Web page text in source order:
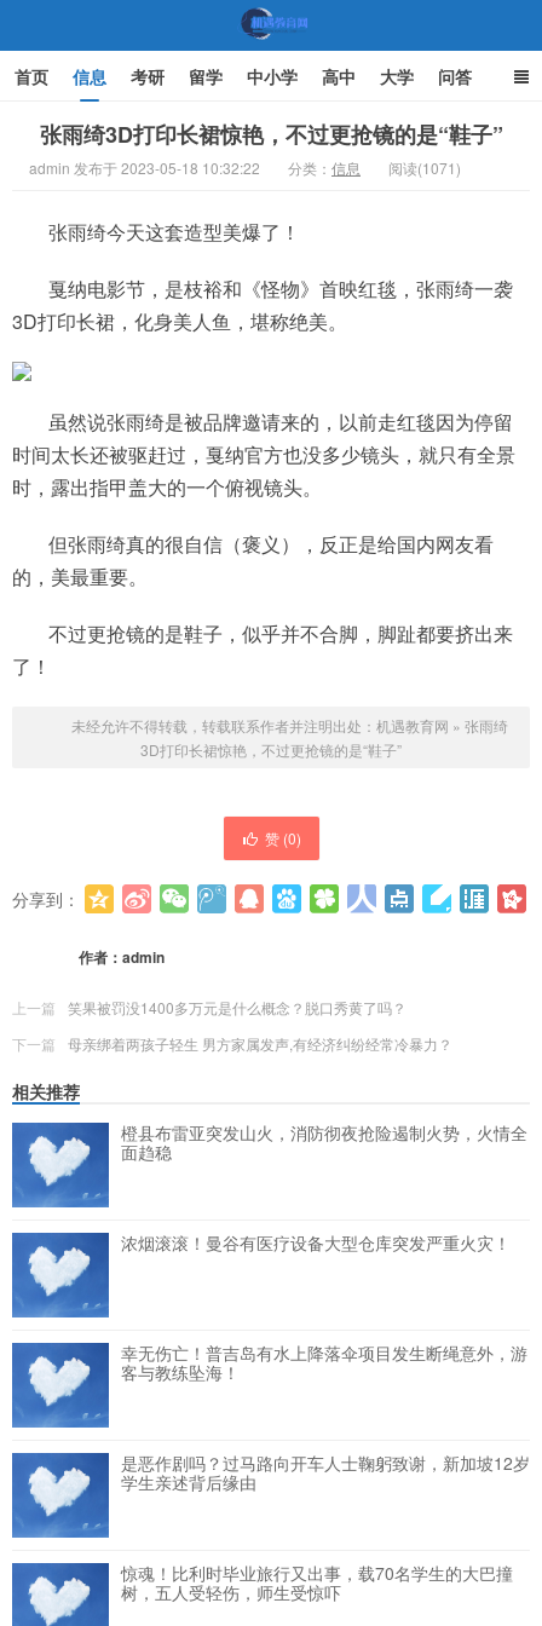
首页 信息 考研 留学 中小学 高中 大学 问答
文化 家庭教育
张雨绮3D打印长裙惊艳，不过更抢镜的是“鞋子”
admin 发布于 2023-05-18 10:32:22 分类： 信息 阅读(1071)
张雨绮今天这套造型美爆了！
戛纳电影节，是枝裕和《怪物》首映红毯，张雨绮一袭
3D打印长裙，化身美人鱼，堪称绝美。
虽然说张雨绮是被品牌邀请来的，以前走红毯因为停留
时间太长还被驱赶过，戛纳官方也没多少镜头，就只有全景
时，露出指甲盖大的一个俯视镜头。
但张雨绮真的很自信（褒义），反正是给国内网友看
的，美最重要。
不过更抢镜的是鞋子，似乎并不合脚，脚趾都要挤出来
了！
未经允许不得转载，转载联系作者并注明出处： 机遇教育网 » 张雨绮
3D打印长裙惊艳，不过更抢镜的是“鞋子”
赞 (0)
分享到：
作者： admin
上一篇
笑果被罚没1400多万元是什么概念？脱口秀黄了吗？
下一篇
母亲绑着两孩子轻生 男方家属发声,有经济纠纷经常冷暴力？
相关推荐
橙县布雷亚突发山火，消防彻夜抢险遏制火势，火情全
面趋稳
浓烟滚滚！曼谷有医疗设备大型仓库突发严重火灾！
幸无伤亡！普吉岛有水上降落伞项目发生断绳意外，游
客与教练坠海！
是恶作剧吗？过马路向开车人士鞠躬致谢，新加坡12岁
学生亲述背后缘由
惊魂！比利时毕业旅行又出事，载70名学生的大巴撞
树，五人受轻伤，师生受惊吓